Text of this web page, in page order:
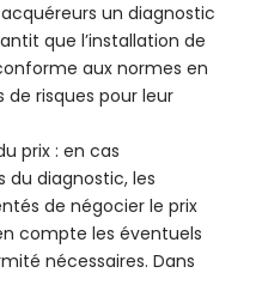
un diagnostic
que l’installation de
aux normes en
risques pour leur
prix : en cas
du diagnostic, les
de négocier le prix
compte les éventuels
nécessaires. Dans